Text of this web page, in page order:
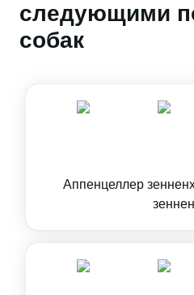
следующими
собак
Аппенцеллер